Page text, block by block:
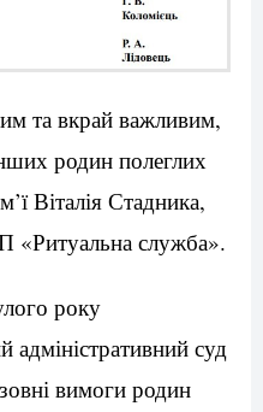
та вкрай важливим,
родин полеглих
Віталія Стадника,
«Ритуальна служба».
року
суд
вимоги родин